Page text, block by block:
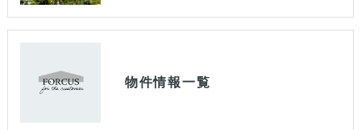
物件情報一覧